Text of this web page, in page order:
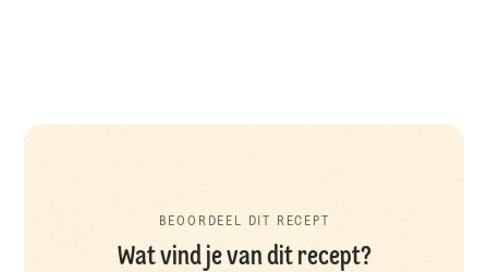
BEOORDEEL DIT RECEPT
Wat vind je van dit recept?